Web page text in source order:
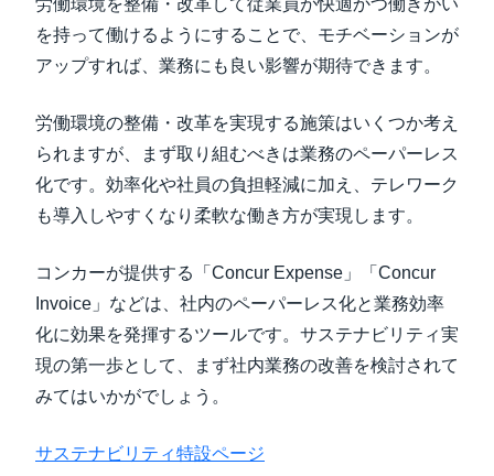
労働環境を整備・改革して従業員が快適かつ働きがい
を持って働けるようにすることで、モチベーションが
アップすれば、業務にも良い影響が期待できます。
労働環境の整備・改革を実現する施策はいくつか考え
られますが、まず取り組むべきは業務のペーパーレス
化です。効率化や社員の負担軽減に加え、テレワーク
も導入しやすくなり柔軟な働き方が実現します。
コンカーが提供する「Concur Expense」「Concur
Invoice」などは、社内のペーパーレス化と業務効率
化に効果を発揮するツールです。サステナビリティ実
現の第一歩として、まず社内業務の改善を検討されて
みてはいかがでしょう。
サステナビリティ特設ページ